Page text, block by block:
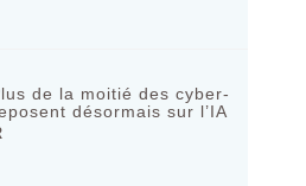
de la moitié des cyber-
désormais sur l’IA